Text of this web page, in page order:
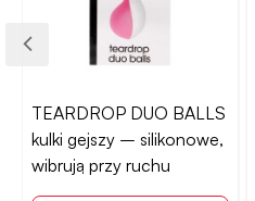
TEARDROP DUO BALLS
kulki gejszy – silikonowe,
wibrują przy ruchu